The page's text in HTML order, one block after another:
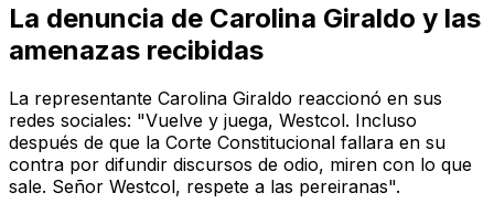
La denuncia de Carolina Giraldo y las
amenazas recibidas
La representante Carolina Giraldo reaccionó en sus
redes sociales: "Vuelve y juega, Westcol. Incluso
después de que la Corte Constitucional fallara en su
contra por difundir discursos de odio, miren con lo que
sale. Señor Westcol, respete a las pereiranas".